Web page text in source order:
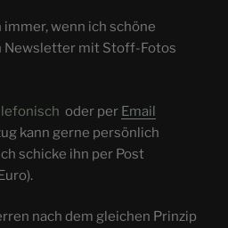
wenn ich schöne
Newsletter mit Stoff-Fotos
oder per Email
kann gerne persönlich
schicke ihn per Post
nach dem gleichen Prinzip